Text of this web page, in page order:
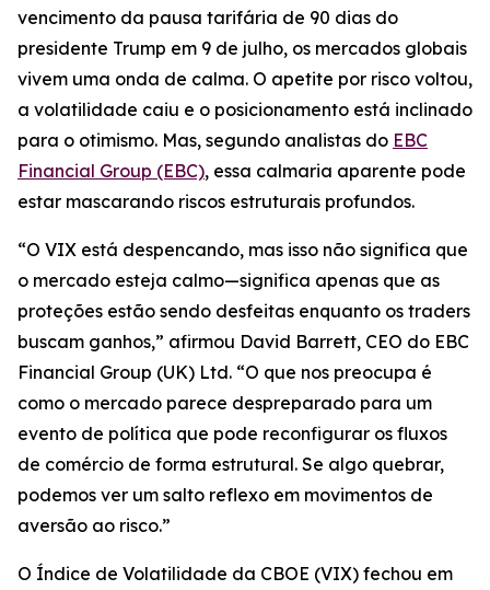
vencimento da pausa tarifária de 90 dias do
presidente Trump em 9 de julho, os mercados globais
vivem uma onda de calma. O apetite por risco voltou,
a volatilidade caiu e o posicionamento está inclinado
para o otimismo. Mas, segundo analistas do EBC
Financial Group (EBC), essa calmaria aparente pode
estar mascarando riscos estruturais profundos.
“O VIX está despencando, mas isso não significa que
o mercado esteja calmo—significa apenas que as
proteções estão sendo desfeitas enquanto os traders
buscam ganhos,” afirmou David Barrett, CEO do EBC
Financial Group (UK) Ltd. “O que nos preocupa é
como o mercado parece despreparado para um
evento de política que pode reconfigurar os fluxos
de comércio de forma estrutural. Se algo quebrar,
podemos ver um salto reflexo em movimentos de
aversão ao risco.”
O Índice de Volatilidade da CBOE (VIX) fechou em